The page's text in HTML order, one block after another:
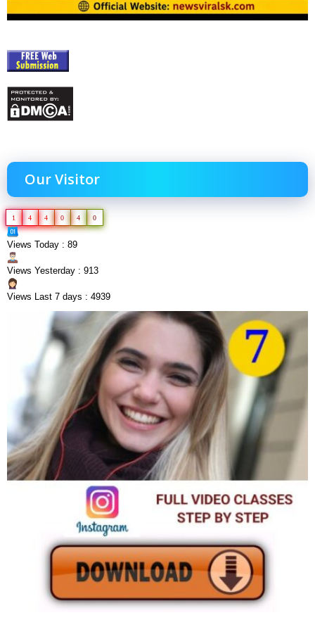
Our Visitor
1 4 4 0 4 0
Views Today : 89
Views Yesterday : 913
Views Last 7 days : 4939